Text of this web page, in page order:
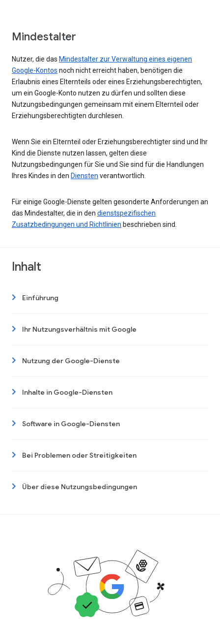
Mindestalter
Nutzer, die das Mindestalter zur Verwaltung eines eigenen
Google-Kontos noch nicht erreicht haben, benötigen die
Erlaubnis eines Elternteils oder eines Erziehungsberechtigten,
um ein Google-Konto nutzen zu dürfen und sollten diese
Nutzungsbedingungen gemeinsam mit einem Elternteil oder
Erziehungsberechtigten durchlesen.
Wenn Sie ein Elternteil oder Erziehungsberechtigter sind und Ihr
Kind die Dienste nutzen lassen, gelten diese
Nutzungsbedingungen für Sie und Sie sind für die Handlungen
Ihres Kindes in den Diensten verantwortlich.
Für einige Google-Dienste gelten gesonderte Anforderungen an
das Mindestalter, die in den dienstspezifischen
Zusatzbedingungen und Richtlinien beschrieben sind.
Inhalt
Einführung
Ihr Nutzungsverhältnis mit Google
Nutzung der Google-Dienste
Inhalte in Google-Diensten
Software in Google-Diensten
Bei Problemen oder Streitigkeiten
Über diese Nutzungsbedingungen